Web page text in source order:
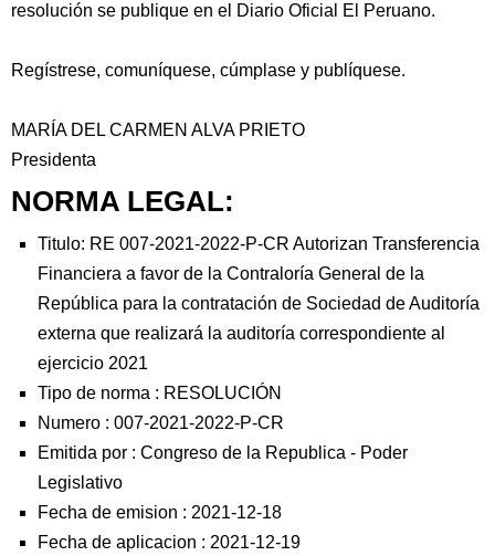
resolución se publique en el Diario Oficial El Peruano.
Regístrese, comuníquese, cúmplase y publíquese.
MARÍA DEL CARMEN ALVA PRIETO
Presidenta
NORMA LEGAL:
Titulo: RE 007-2021-2022-P-CR Autorizan Transferencia
Financiera a favor de la Contraloría General de la
República para la contratación de Sociedad de Auditoría
externa que realizará la auditoría correspondiente al
ejercicio 2021
Tipo de norma : RESOLUCIÓN
Numero : 007-2021-2022-P-CR
Emitida por : Congreso de la Republica - Poder
Legislativo
Fecha de emision : 2021-12-18
Fecha de aplicacion : 2021-12-19